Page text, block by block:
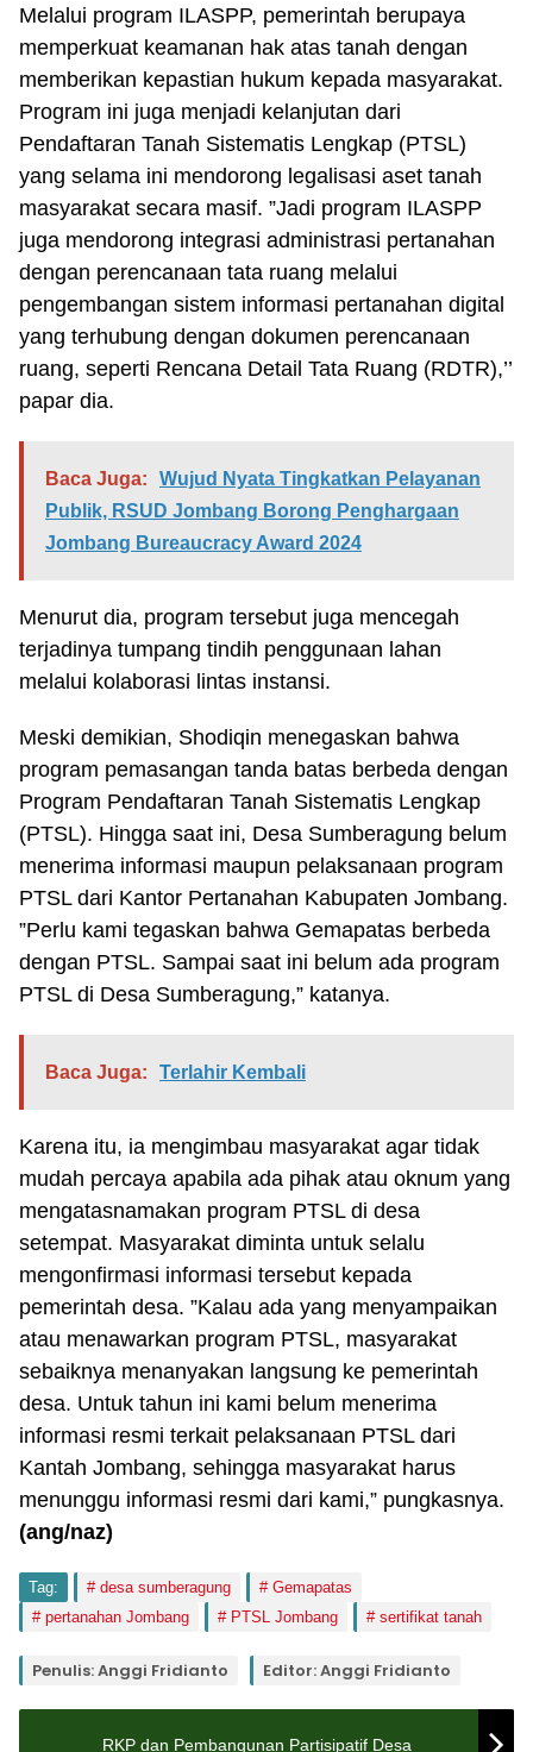
Melalui program ILASPP, pemerintah berupaya
memperkuat keamanan hak atas tanah dengan
memberikan kepastian hukum kepada masyarakat.
Program ini juga menjadi kelanjutan dari
Pendaftaran Tanah Sistematis Lengkap (PTSL)
yang selama ini mendorong legalisasi aset tanah
masyarakat secara masif. ”Jadi program ILASPP
juga mendorong integrasi administrasi pertanahan
dengan perencanaan tata ruang melalui
pengembangan sistem informasi pertanahan digital
yang terhubung dengan dokumen perencanaan
ruang, seperti Rencana Detail Tata Ruang (RDTR),’’
papar dia.
Baca Juga:
Wujud Nyata Tingkatkan Pelayanan
Publik, RSUD Jombang Borong Penghargaan
Jombang Bureaucracy Award 2024
Menurut dia, program tersebut juga mencegah
terjadinya tumpang tindih penggunaan lahan
melalui kolaborasi lintas instansi.
Meski demikian, Shodiqin menegaskan bahwa
program pemasangan tanda batas berbeda dengan
Program Pendaftaran Tanah Sistematis Lengkap
(PTSL). Hingga saat ini, Desa Sumberagung belum
menerima informasi maupun pelaksanaan program
PTSL dari Kantor Pertanahan Kabupaten Jombang.
”Perlu kami tegaskan bahwa Gemapatas berbeda
dengan PTSL. Sampai saat ini belum ada program
PTSL di Desa Sumberagung,” katanya.
Baca Juga: Terlahir Kembali
Karena itu, ia mengimbau masyarakat agar tidak
mudah percaya apabila ada pihak atau oknum yang
mengatasnamakan program PTSL di desa
setempat. Masyarakat diminta untuk selalu
mengonfirmasi informasi tersebut kepada
pemerintah desa. ”Kalau ada yang menyampaikan
atau menawarkan program PTSL, masyarakat
sebaiknya menanyakan langsung ke pemerintah
desa. Untuk tahun ini kami belum menerima
informasi resmi terkait pelaksanaan PTSL dari
Kantah Jombang, sehingga masyarakat harus
menunggu informasi resmi dari kami,” pungkasnya.
(ang/naz)
Tag: desa sumberagung
Gemapatas
pertanahan Jombang
PTSL Jombang sertifikat tanah
Penulis: Anggi Fridianto Editor: Anggi Fridianto
RKP dan Pembangunan Partisipatif Desa